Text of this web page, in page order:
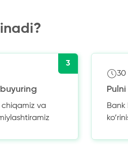
3
chiqamiz va
30
Bank